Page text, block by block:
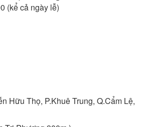
(kể cả ngày lễ)
Hữu Thọ, P.Khuê Trung, Q.Cẩm Lệ,